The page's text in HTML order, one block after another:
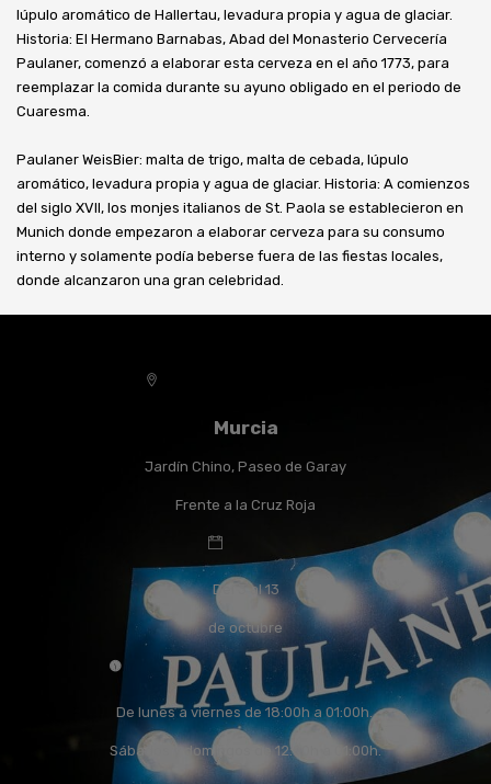
lúpulo aromático de Hallertau, levadura propia y agua de glaciar.
Historia: El Hermano Barnabas, Abad del Monasterio Cervecería
Paulaner, comenzó a elaborar esta cerveza en el año 1773, para
reemplazar la comida durante su ayuno obligado en el periodo de
Cuaresma.
Paulaner WeisBier: malta de trigo, malta de cebada, lúpulo
aromático, levadura propia y agua de glaciar. Historia: A comienzos
del siglo XVII, los monjes italianos de St. Paola se establecieron en
Munich donde empezaron a elaborar cerveza para su consumo
interno y solamente podía beberse fuera de las fiestas locales,
donde alcanzaron una gran celebridad.
Murcia
Jardín Chino, Paseo de Garay
Frente a la Cruz Roja
Del 3 al 13
de octubre
De lunes a viernes de 18:00h a 01:00h.
Sábados y domingos de 12:00h a 01:00h.